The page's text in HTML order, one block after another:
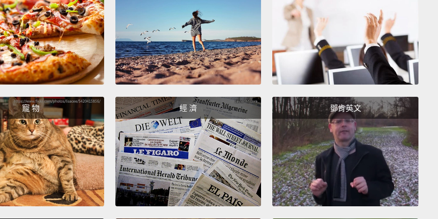
我相信。我已經喜歡你了。喂，我們何不待會兒來我追你跑？
當然，純粹玩遊戲而已!
寵 物 經 濟 鄧肯英文